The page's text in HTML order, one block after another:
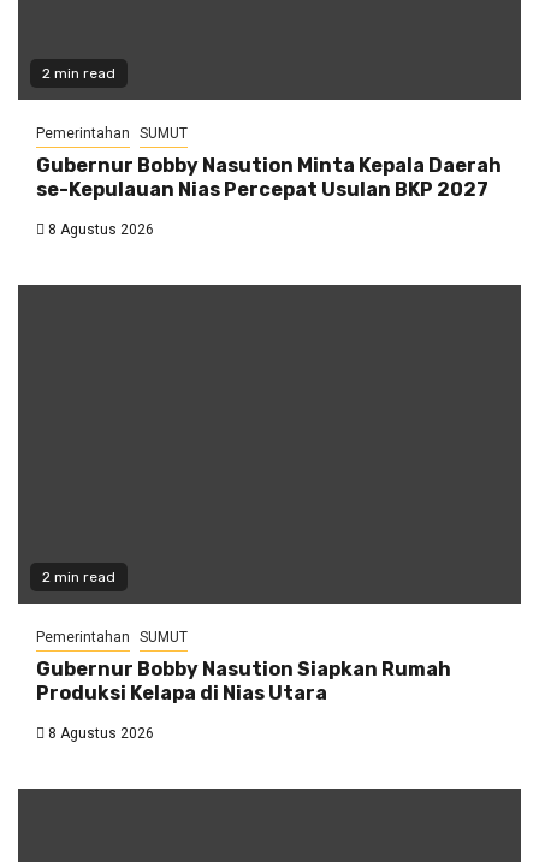
2 min read
Pemerintahan SUMUT
Gubernur Bobby Nasution Minta Kepala Daerah
se-Kepulauan Nias Percepat Usulan BKP 2027
8 Agustus 2026
2 min read
Pemerintahan SUMUT
Gubernur Bobby Nasution Siapkan Rumah
Produksi Kelapa di Nias Utara
8 Agustus 2026